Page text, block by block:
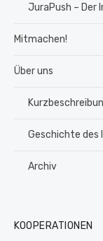
JuraPush –
Mitmachen!
Über uns
Geschichte
Archiv
KOOPERATIONEN